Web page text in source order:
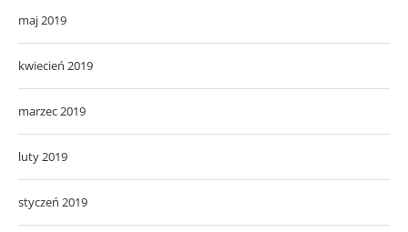
maj 2019
kwiecień 2019
marzec 2019
luty 2019
styczeń 2019